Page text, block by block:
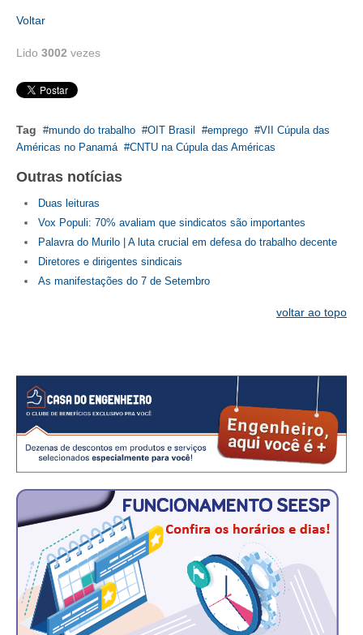
ENGENHEIRO EMPREENDEDOR
SEESP EDUCAÇÃO
BENEFÍCIOS
APOSENTADORIA
CONVÊNIOS
CAMPANHAS SALARIAIS
COMUNICAÇÃO
PALAVRA DO MURILO
CONTEÚDO ESPECIAL
JORNAL DO ENGENHEIRO
AGENDA
SEESP NOTÍCIAS
Voltar
Lido 3002 vezes
Tag mundo do trabalho OIT Brasil emprego
VII Cúpula das
Américas no Panamá
CNTU na Cúpula das Américas
Outras notícias
Duas leituras
Vox Populi: 70% avaliam que sindicatos são importantes
Palavra do Murilo | A luta crucial em defesa do trabalho decente
Diretores e dirigentes sindicais
As manifestações do 7 de Setembro
voltar ao topo